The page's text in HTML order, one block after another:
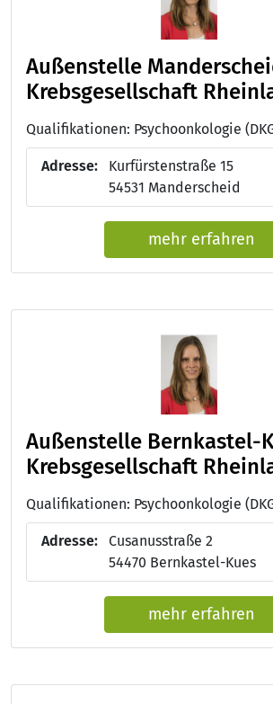
Außenstelle
Krebsgesellschaft
Qualifikationen: Psychoonkologie
Adresse:
Kurfürstenstraße 15
54531 Manderscheid
mehr erfahren
Außenstelle Bernkastel-
Krebsgesellschaft
Qualifikationen: Psychoonkologie
Adresse:
Cusanusstraße 2
54470 Bernkastel-Kues
mehr erfahren